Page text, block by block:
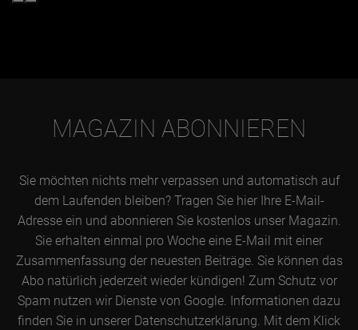
MAGAZIN ABONNIEREN
Sie möchten nichts mehr verpassen und automatisch auf
dem Laufenden bleiben? Tragen Sie hier Ihre E-Mail-
Adresse ein und abonnieren Sie kostenlos unser Magazin.
Sie erhalten einmal pro Woche eine E-Mail mit einer
Zusammenfassung der neuesten Beiträge. Sie können das
Abo natürlich jederzeit wieder kündigen! Zum Schutz vor
Spam nutzen wir Dienste von Google. Informationen dazu
finden Sie in unserer Datenschutzerklärung. Mit dem Klick